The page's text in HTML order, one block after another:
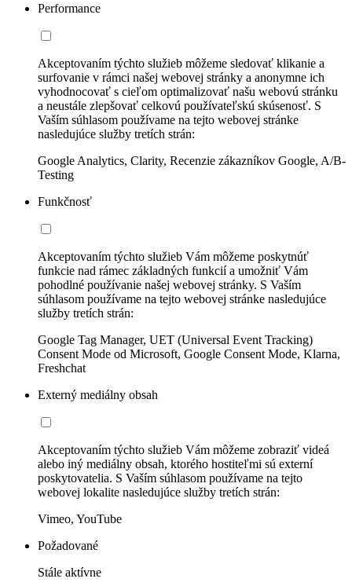
Performance
Akceptovaním týchto služieb môžeme sledovať klikanie a
surfovanie v rámci našej webovej stránky a anonymne ich
vyhodnocovať s cieľom optimalizovať našu webovú stránku
a neustále zlepšovať celkovú používateľskú skúsenosť. S
Vaším súhlasom používame na tejto webovej stránke
nasledujúce služby tretích strán:
Google Analytics, Clarity, Recenzie zákazníkov Google, A/B-
Testing
Funkčnosť
Akceptovaním týchto služieb Vám môžeme poskytnúť
funkcie nad rámec základných funkcií a umožniť Vám
pohodlné používanie našej webovej stránky. S Vaším
súhlasom používame na tejto webovej stránke nasledujúce
služby tretích strán:
Google Tag Manager, UET (Universal Event Tracking)
Consent Mode od Microsoft, Google Consent Mode, Klarna,
Freshchat
Externý mediálny obsah
Akceptovaním týchto služieb Vám môžeme zobraziť videá
alebo iný mediálny obsah, ktorého hostiteľmi sú externí
poskytovatelia. S Vaším súhlasom používame na tejto
webovej lokalite nasledujúce služby tretích strán:
Vimeo, YouTube
Požadované
Stále aktívne